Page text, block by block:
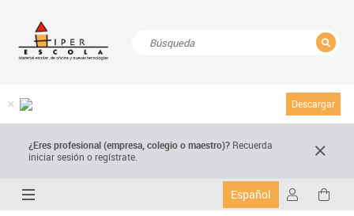
Descargar
¿Eres profesional (empresa, colegio o maestro)? Recuerda
iniciar sesión o regístrate.
Español